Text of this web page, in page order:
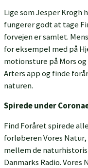
Lige som Jesper Krogh
fungerer godt at tage
forvejen er samlet.
for eksempel med på
motionsture på Mors
Arters app og finde
naturen.
Spirede under
Find Foråret spirede
forløberen Vores
mellem de
Danmarks Radio. Vores